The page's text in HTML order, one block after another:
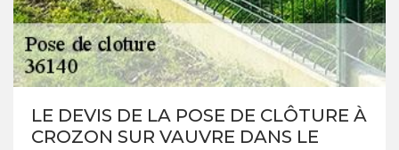
LE DEVIS DE LA POSE DE CLÔTURE À
CROZON SUR VAUVRE DANS LE